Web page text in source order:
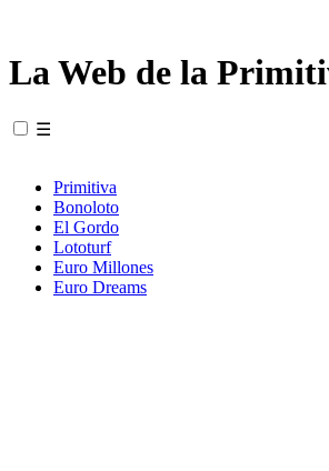
La Web de la
☰
Primitiva
Bonoloto
El Gordo
Lototurf
Euro Millones
Euro Dreams